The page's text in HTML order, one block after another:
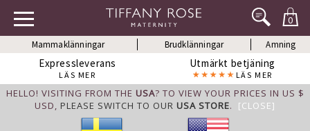
0
Mammaklänningar Brudklänningar Amning
Expressleverans
LÄS MER
Utmärkt betjäning
LÄS MER
HELLO! VISITING FROM THE USA? TO VIEW YOUR PRICES IN US $
USD, PLEASE SWITCH TO OUR USA STORE. [CLOSE]